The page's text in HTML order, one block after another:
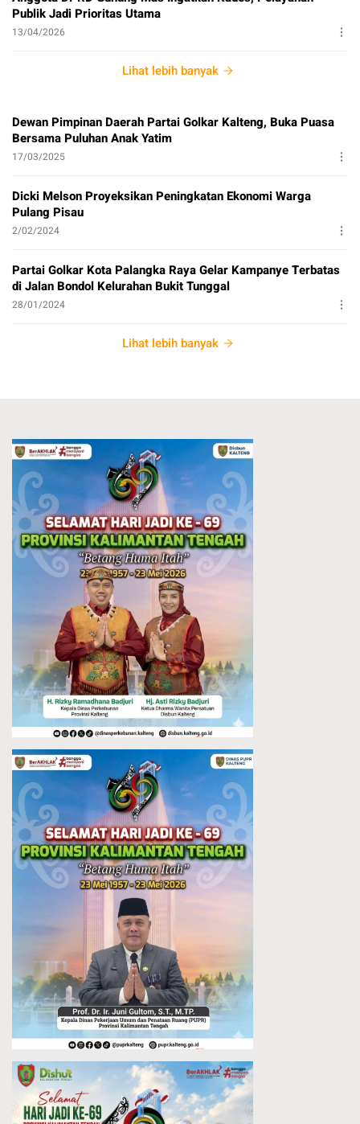
Publik Jadi Prioritas Utama
13/04/2026
Lihat lebih banyak
Dewan Pimpinan Daerah Partai Golkar Kalteng, Buka Puasa
Bersama Puluhan Anak Yatim
17/03/2025
Dicki Melson Proyeksikan Peningkatan Ekonomi Warga
Pulang Pisau
2/02/2024
Partai Golkar Kota Palangka Raya Gelar Kampanye Terbatas
di Jalan Bondol Kelurahan Bukit Tunggal
28/01/2024
Lihat lebih banyak